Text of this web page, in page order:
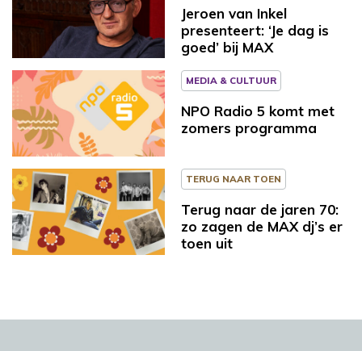
Jeroen van Inkel
presenteert: ‘Je dag is
goed’ bij MAX
MEDIA & CULTUUR
NPO Radio 5 komt met
zomers programma
TERUG NAAR TOEN
Terug naar de jaren 70:
zo zagen de MAX dj’s er
toen uit